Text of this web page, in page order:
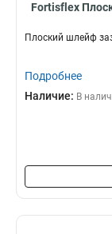
Fortisflex
Плоский шлейф
Подробнее
Наличие: В